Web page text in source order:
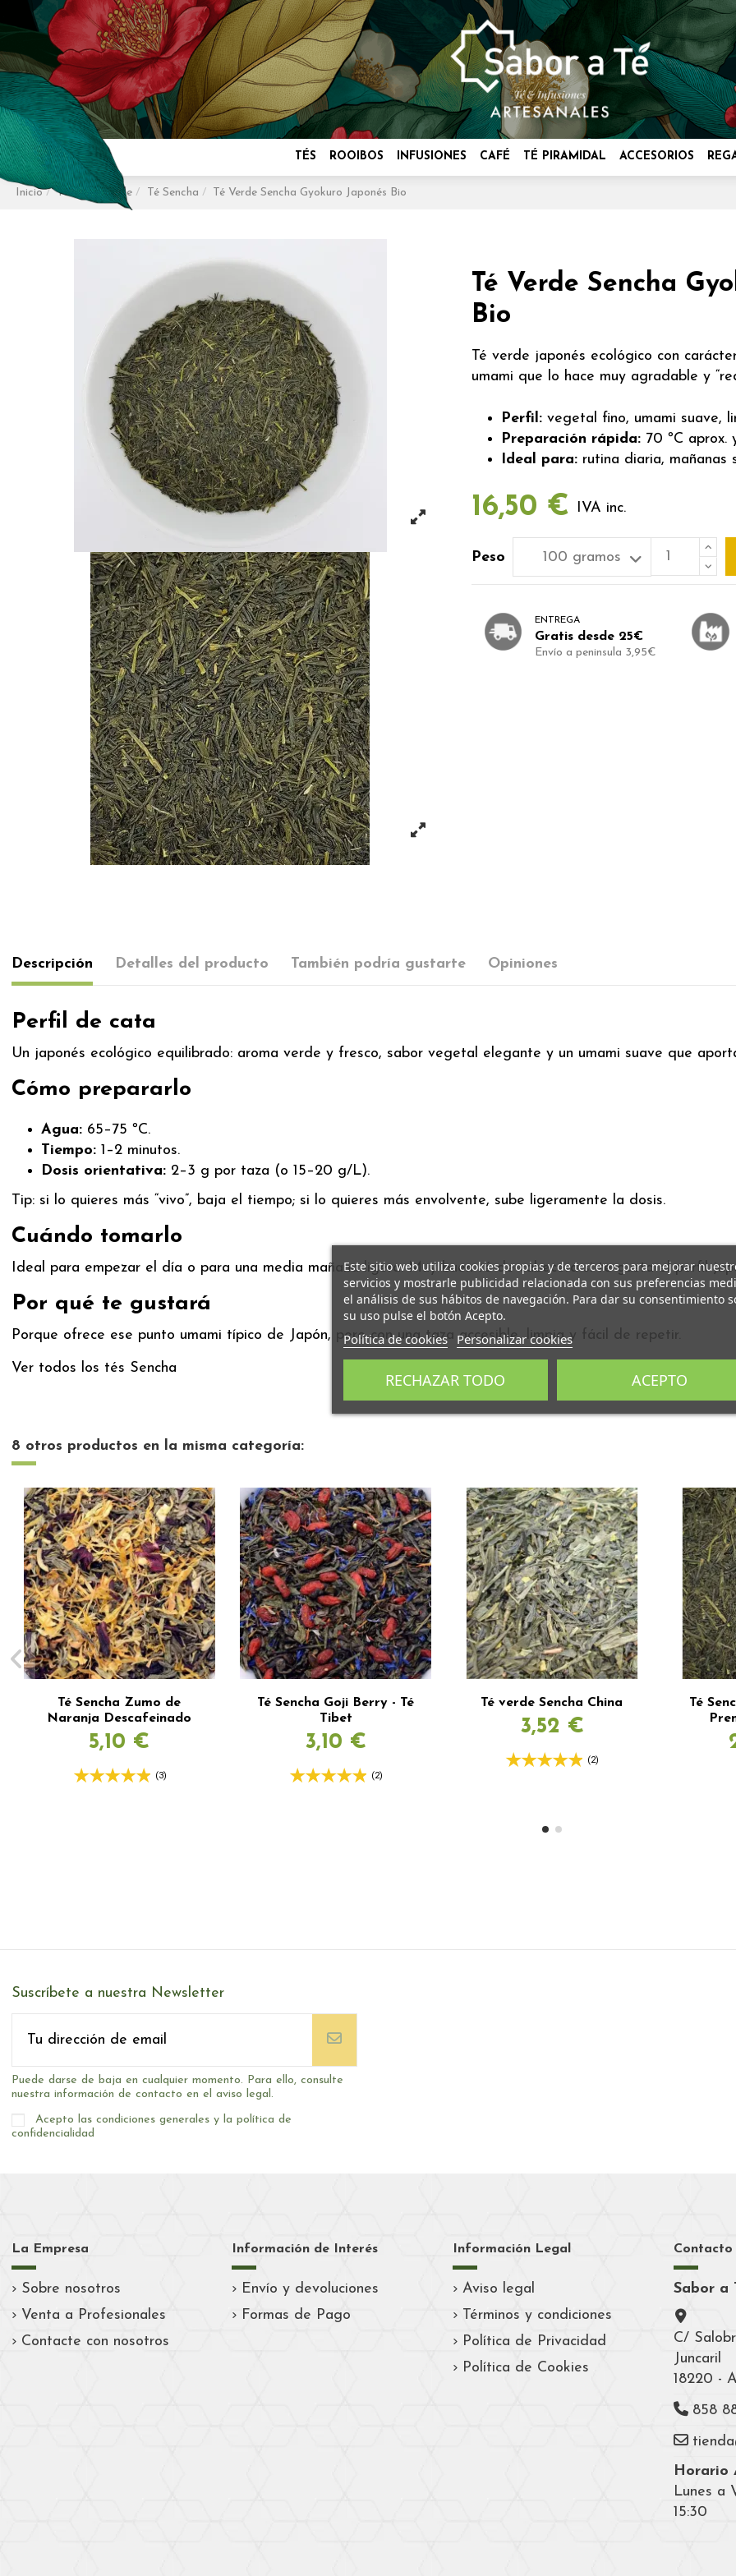
TÉS ROOIBOS INFUSIONES CAFÉ TÉ PIRAMIDAL ACCESORIOS
Inicio Tés Té Verde Té Sencha Té Verde Sencha Gyokuro Japonés Bio
Té Verde Sencha
Bio
Té verde japonés ecológico con
umami que lo hace muy agradable y
Perfil:vegetal fino, umami suave,
Preparación rápida:70 ºC aprox.
Ideal para:rutina diaria, mañanas
16,50 € IVA inc.
Peso
ENTREGA
Gratis desde 25€
Envío a peninsula 3,95€
Descripción Detalles del producto También podría gustarte Opiniones
Perfil de cata
Un japonés ecológico equilibrado: aroma verde y fresco, sabor vegetal elegante y un umami suave que
Cómo prepararlo
Agua:65–75 ºC.
Tiempo:1–2 minutos.
Dosis orientativa:2–3 g por taza (o 15–20 g/L).
Tip: si lo quieres más “vivo”, baja el tiempo; si lo quieres más envolvente, sube ligeramente la dosis.
Cuándo tomarlo
Ideal para empezar el día o para una media mañana ligera. Muy buen té de cabecera si te gusta el perfil
Por qué te gustará
Porque ofrece ese punto umami típico de Japón, pero con una taza accesible, limpia y fácil de repetir.
Ver todos los tés Sencha
8 otros productos en la misma categoría:
Té Sencha Zumo de
Naranja Descafeinado
5,10 €
(3)
Té Sencha Goji Berry - Té
Tibet
3,10 €
(2)
Té verde Sencha China
3,52 €
(2)
Té
Suscríbete a nuestra Newsletter
Puede darse de baja en cualquier momento. Para ello, consulte
nuestra información de contacto en el aviso legal.
Acepto las condiciones generales y la política de
confidencialidad
La Empresa
Sobre nosotros
Venta a Profesionales
Contacte con nosotros
Información de Interés
Envío y devoluciones
Formas de Pago
Información Legal
Aviso legal
Términos y condiciones
Política de Privacidad
Política de Cookies
Contacto
Sabor a
C/
Juncaril
18220 -
858
Horario
Lunes a
15:30
Este sitio web utiliza cookies propias y de terceros para mejorar
servicios y mostrarle publicidad relacionada con sus preferencias
el análisis de sus hábitos de navegación. Para dar su consentimiento
su uso pulse el botón Acepto.
Política de cookies Personalizar cookies
RECHAZAR TODO ACEPTO